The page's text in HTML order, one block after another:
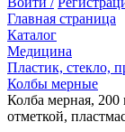
Главная страница
Каталог
Медицина
Пластик, стекло,
Колбы мерные
Колба мерная,
отметкой,